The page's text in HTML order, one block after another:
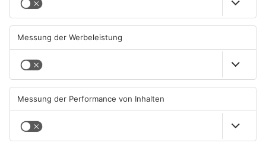
Waldbrandgefahr im
Primaveraland bleibt
weiterhin sehr hoch
06.08.2026, 06:34 UHR IN
PRIMAVERALAND
Waldaschaff und zwischen
Hanau und Kahl
05.08.2026, 06:36 UHR IN